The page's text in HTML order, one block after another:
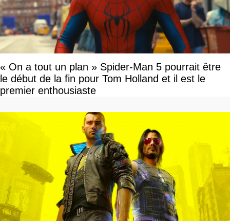
« On a tout un plan » Spider-Man 5 pourrait être
le début de la fin pour Tom Holland et il est le
premier enthousiaste